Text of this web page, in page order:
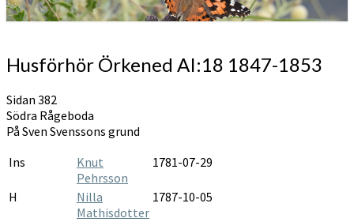
Husförhör
Örkened
1847-
1853
Husförhör Örkened AI:18 1847-1853
Sidan 382
Södra Rågeboda
På Sven Svenssons grund
Ins
Knut
Pehrsson
1781-07-29
H
Nilla
Mathisdotter
1787-10-05